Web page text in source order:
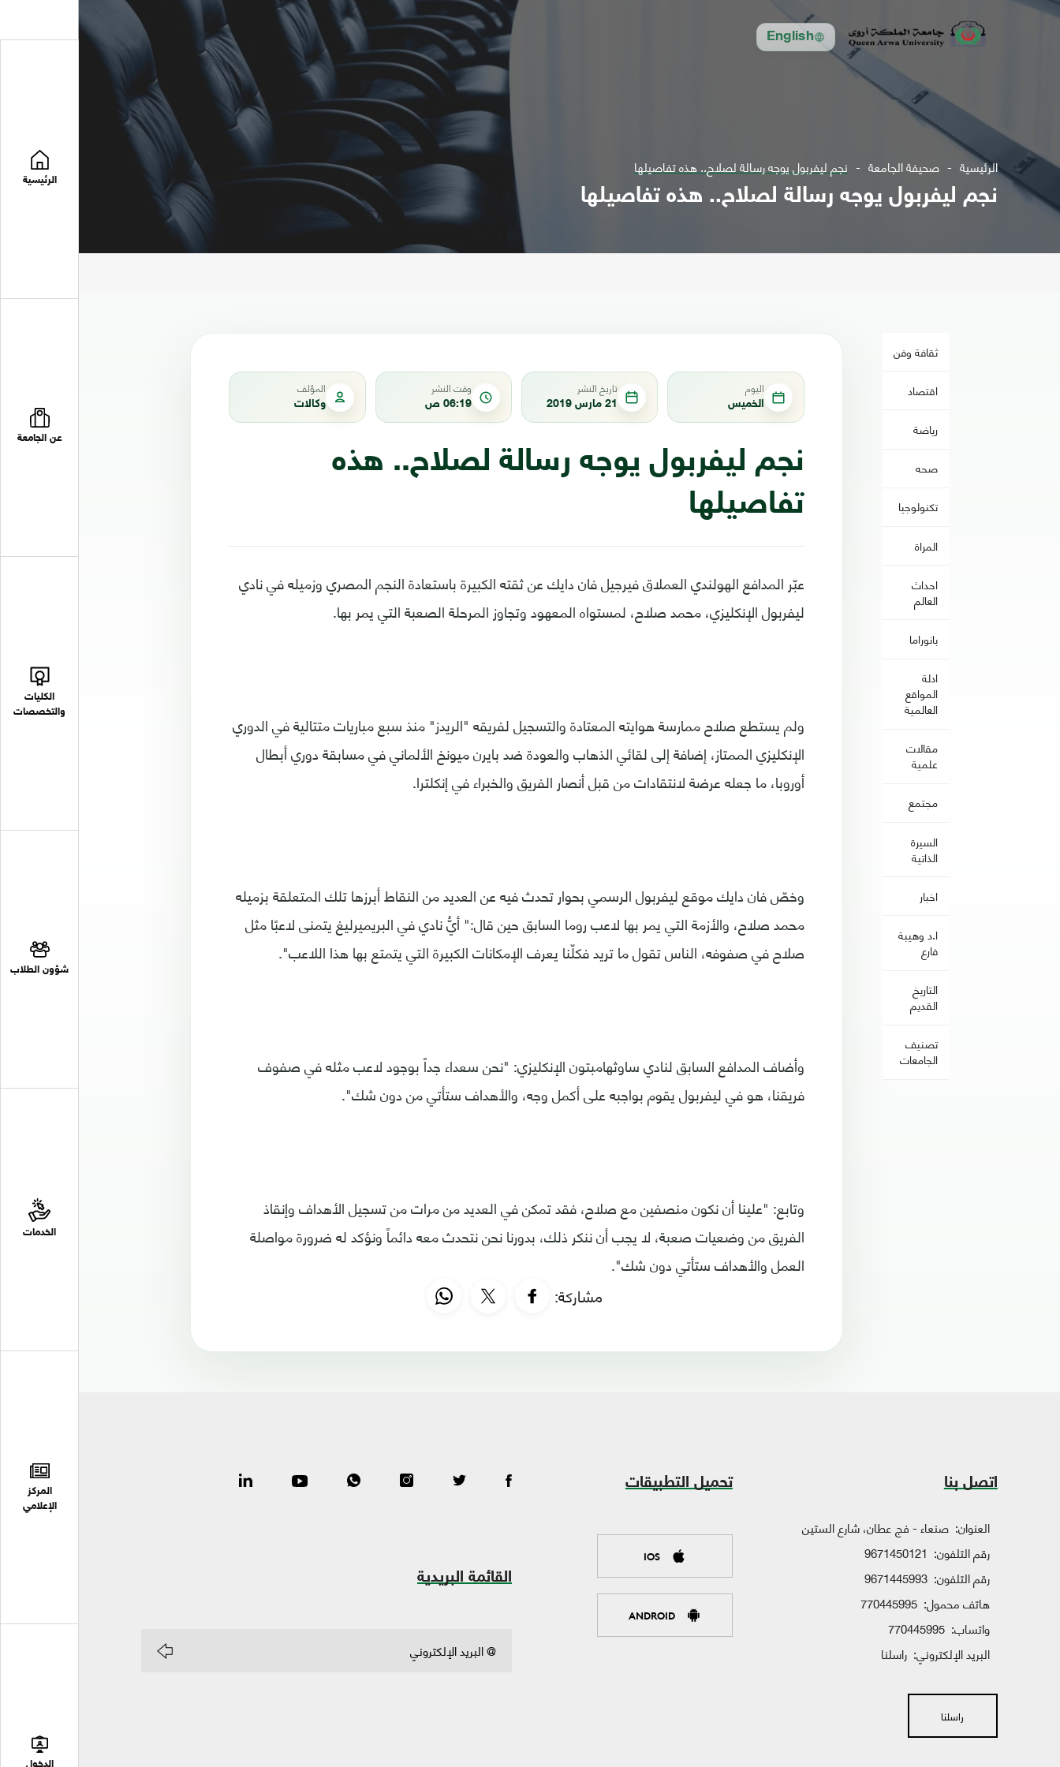
English
الرئيسية
عن الجامعة
الكليات
والتخصصات
شؤون الطلاب
الخدمات
المركز
الإعلامي
الرئيسية صحيفة الجامعة نجم ليفربول يوجه رسالة لصلاح.. هذه تفاصيلها
نجم ليفربول يوجه رسالة لصلاح.. هذه تفاصيلها
ثقافة وفن
اقتصاد
رياضة
صحه
تكنولوجيا
المراة
احداث
العالم
بانوراما
ادلة
المواقع
العالمية
مقالات
علمية
مجتمع
السيرة
الذاتية
اخبار
ا.د وهيبة
فارع
التاريخ
القديم
تصنيف
الجامعات
اليوم
الخميس
تاريخ النشر
21 مارس 2019
وقت النشر
06:19 ص
المؤلف
وكالات
نجم ليفربول يوجه رسالة لصلاح.. هذه
تفاصيلها
عبّر المدافع الهولندي العملاق فيرجيل فان دايك عن ثقته الكبيرة باستعادة النجم المصري وزميله في نادي
ليفربول الإنكليزي، محمد صلاح، لمستواه المعهود وتجاوز المرحلة الصعبة التي يمر بها.
ولم يستطع صلاح ممارسة هوايته المعتادة والتسجيل لفريقه "الريدز" منذ سبع مباريات متتالية في الدوري
الإنكليزي الممتاز، إضافة إلى لقائي الذهاب والعودة ضد بايرن ميونخ الألماني في مسابقة دوري أبطال
أوروبا، ما جعله عرضة لانتقادات من قبل أنصار الفريق والخبراء في إنكلترا.
وخصّ فان دايك موقع ليفربول الرسمي بحوار تحدث فيه عن العديد من النقاط أبرزها تلك المتعلقة بزميله
محمد صلاح، والأزمة التي يمر بها لاعب روما السابق حين قال:" أيُّ نادي في البريميرليغ يتمنى لاعبًا مثل
صلاح في صفوفه، الناس تقول ما تريد فكلّنا يعرف الإمكانات الكبيرة التي يتمتع بها هذا اللاعب".
وأضاف المدافع السابق لنادي ساوثهامبتون الإنكليزي: "نحن سعداء جداً بوجود لاعب مثله في صفوف
فريقنا، هو في ليفربول يقوم بواجبه على أكمل وجه، والأهداف ستأتي من دون شك".
وتابع: "علينا أن نكون منصفين مع صلاح، فقد تمكن في العديد من مرات من تسجيل الأهداف وإنقاذ
الفريق من وضعيات صعبة، لا يجب أن ننكر ذلك، بدورنا نحن نتحدث معه دائماً ونؤكد له ضرورة مواصلة
العمل والأهداف ستأتي دون شك".
مشاركة:
اتصل بنا
العنوان: صنعاء - فج عطان، شارع الستين
رقم التلفون: 9671450121
رقم التلفون: 9671445993
هاتف محمول: 770445995
واتساب: 770445995
البريد الإلكتروني: راسلنا
راسلنا
تحميل التطبيقات
IOS
ANDROID
القائمة البريدية